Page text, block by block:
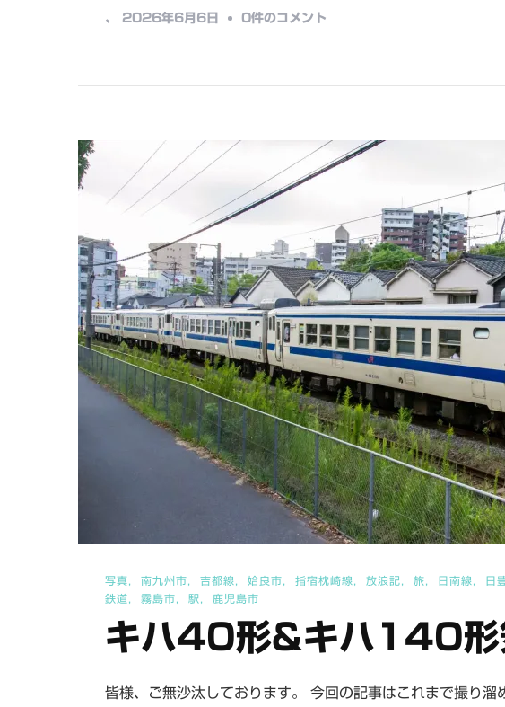
中…
、 2026年6月6日 日
か
鹿
児
島
駅
ま
で）
へ
の
0件のコメント
写真 南九州市 吉都線 姶良市 指宿枕崎線 放浪記 旅 日南線 日
鉄道
霧島市 駅 鹿児島市
キハ40形&キハ140形
皆様、ご無沙汰しております。 今回の記事はこれまで撮り溜